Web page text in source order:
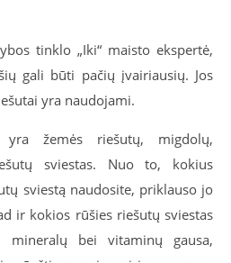
tinklo „Iki“ maisto ekspertė,
gali būti pačių įvairiausių. Jos
yra naudojami.
yra žemės riešutų, migdolų,
sviestas. Nuo to, kokius
sviestą naudosite, priklauso jo
ir kokios rūšies riešutų sviestas
bei vitaminų gausa,